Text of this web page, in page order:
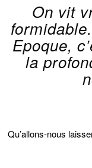
On vit
Epoque,
la
Qu’allons-nous